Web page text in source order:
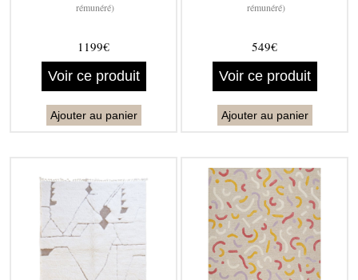
rémunéré)
1199€
Voir ce produit
Ajouter au panier
rémunéré)
549€
Voir ce produit
Ajouter au panier